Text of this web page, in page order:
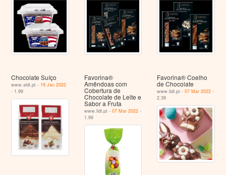
Chocolate Suíço
www.aldi.pt - 19 Jan 2022
- 1.99
Favorina®
Amêndoas com
Cobertura de
Chocolate de Leite e
Sabor a Fruta
www.lidl.pt - 07 Mar 2022-
1.99
Favorina® Coelho
de Chocolate
www.lidl.pt -07 Mar 2022 -
2.39